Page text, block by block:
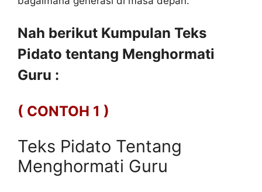
Nah berikut Kumpulan Teks
Pidato tentang Menghormati
Guru :
( CONTOH 1 )
Teks Pidato Tentang
Menghormati Guru